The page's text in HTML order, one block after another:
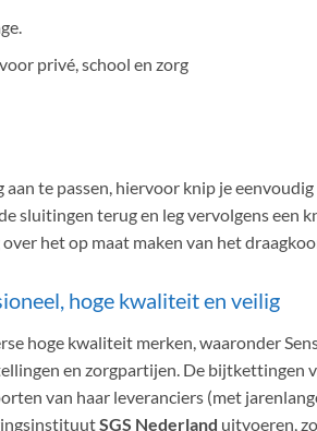
privé, school en zorg
te passen, hiervoor knip je
sluitingen terug en leg vervolgens een
het op maat maken van het
hoge kwaliteit en veilig
hoge kwaliteit merken, waaronder
en zorgpartijen. De bijtkettingen
van haar leveranciers (met
SGS Nederland uitvoeren,